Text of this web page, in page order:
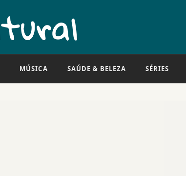
MÚSICA SAÚDE & BELEZA SÉRIES